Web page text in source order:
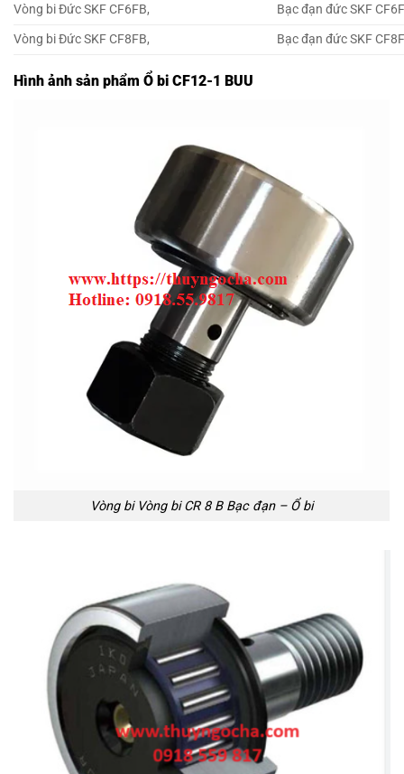
Vòng bi Đức SKF CF6FB,
Bạc đạn đức SKF
Vòng bi Đức SKF CF8FB,
Bạc đạn đức SKF
Hình ảnh sản phẩm Ổ bi CF12-1 BUU
Vòng bi Vòng bi CR 8 B Bạc đạn – Ổ bi